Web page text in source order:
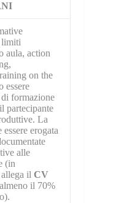
limiti
aula, action
on the
essere
formazione
partecipante
La
erogata
alle
(in
il CV
il 70%